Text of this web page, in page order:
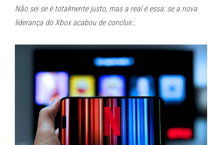
Não sei se é totalmente justo, mas a real é essa: se a nova
liderança do Xbox acabou de concluir…